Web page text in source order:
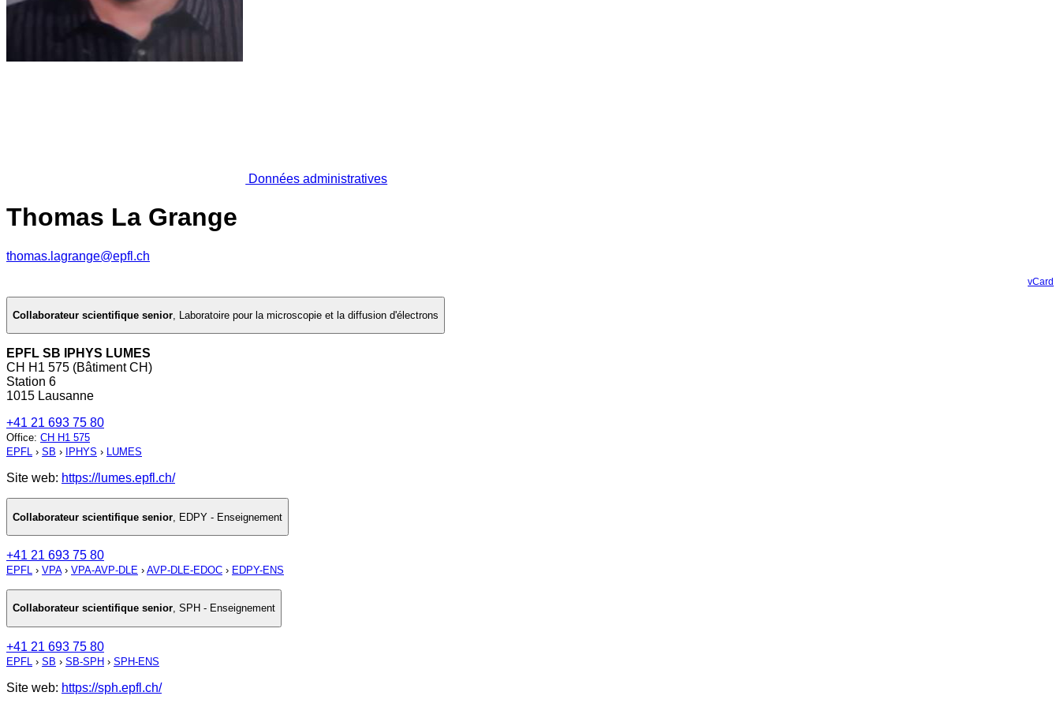
Données administratives
Thomas La Grange
thomas.lagrange@epfl.ch
vCard
Collaborateur scientifique senior, Laboratoire pour la microscopie et la diffusion d'électrons
EPFL SB IPHYS LUMES
CH H1 575 (Bâtiment CH)
Station 6
1015 Lausanne
+41 21 693 75 80
Office: CH H1 575
EPFL › SB › IPHYS › LUMES
Site web: https://lumes.epfl.ch/
Collaborateur scientifique senior EDPY - Enseignement
+41 21 693 75 80
EPFL › VPA› VPA-AVP-DLE › AVP-DLE-EDOC › EDPY-ENS
Collaborateur scientifique senior, SPH - Enseignement
+41 21 693 75 80
EPFL › SB › SB-SPH › SPH-ENS
Site web: https://sph.epfl.ch/